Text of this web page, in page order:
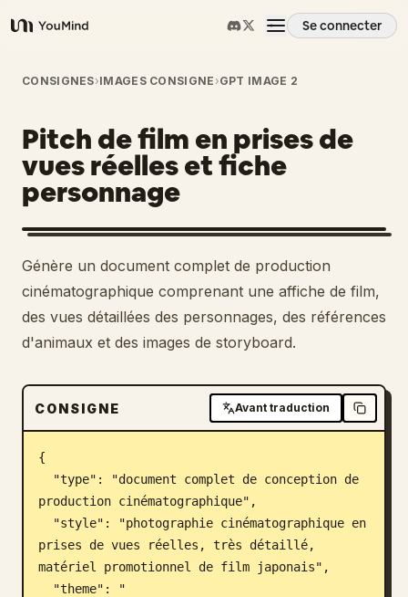
YouMind
Se connecter
Aperçu
Cas d'usage
Compétences
Invites
Tarifs
Blog
Mises à jour
CONSIGNES›IMAGES CONSIGNE ›GPT IMAGE 2
Pitch de film en prises de
vues réelles et fiche
personnage
Génère un document complet de production
cinématographique comprenant une affiche de film,
des vues détaillées des personnages, des références
d'animaux et des images de storyboard.
CONSIGNE Avant traduction
{
production cinématographique",
prises de vues réelles, très détaillé,
matériel promotionnel de film japonais",
  "theme": "